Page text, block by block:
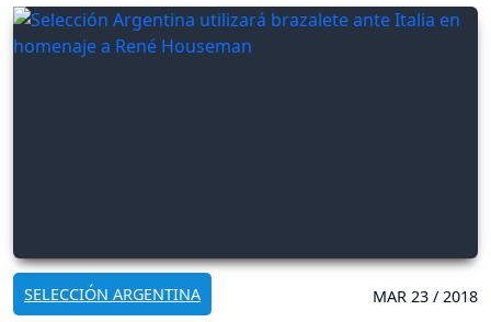
SELECCIÓN ARGENTINA MAR 23 / 2018